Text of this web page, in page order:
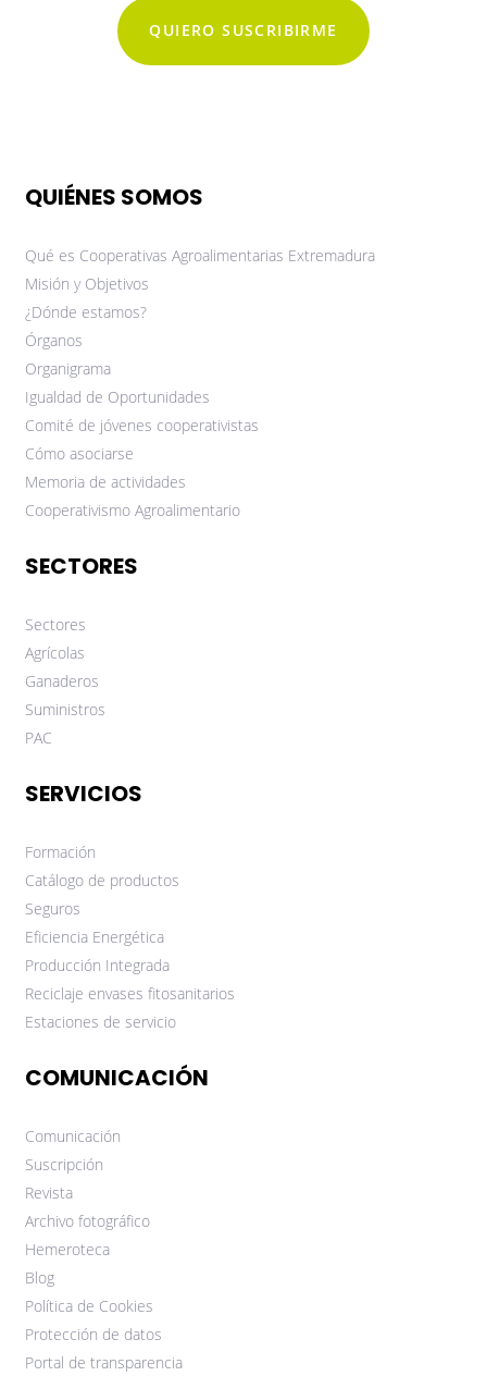
QUIERO SUSCRIBIRME
QUIÉNES SOMOS
Qué es Cooperativas Agroalimentarias Extremadura
Misión y Objetivos
¿Dónde estamos?
Órganos
Organigrama
Igualdad de Oportunidades
Comité de jóvenes cooperativistas
Cómo asociarse
Memoria de actividades
Cooperativismo Agroalimentario
SECTORES
Sectores
Agrícolas
Ganaderos
Suministros
PAC
SERVICIOS
Formación
Catálogo de productos
Seguros
Eficiencia Energética
Producción Integrada
Reciclaje envases fitosanitarios
Estaciones de servicio
COMUNICACIÓN
Comunicación
Suscripción
Revista
Archivo fotográfico
Hemeroteca
Blog
Política de Cookies
Protección de datos
Portal de transparencia